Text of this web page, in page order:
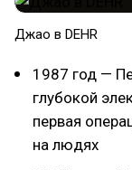
Джао в DEHR
1987 год —
глубокой
первая
на людях